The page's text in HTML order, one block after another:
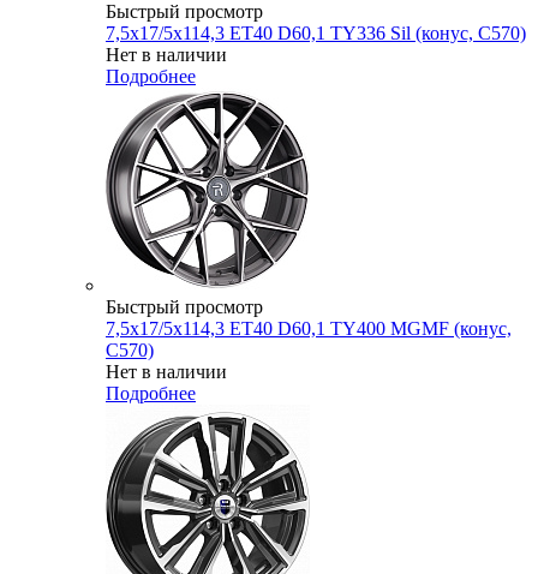
Быстрый просмотр
7,5x17/5x114,3 ET40 D60,1 TY336 Sil (конус, C570)
Нет в наличии
Подробнее
Быстрый просмотр
7,5x17/5x114,3 ET40 D60,1 TY400 MGMF (конус,
C570)
Нет в наличии
Подробнее